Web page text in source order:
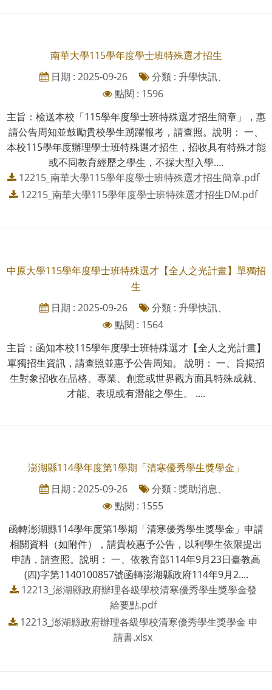
南華大學115學年度學士班特殊選才招生
日期 : 2025-09-26
分類 : 升學快訊、
點閱 : 1596
主旨：檢送本校「115學年度學士班特殊選才招生簡章」，惠
請公告周知並鼓勵貴校學生踴躍報考，請查照。說明： 一、
本校115學年度辦理學士班特殊選才招生，招收具有特殊才能
或不同教育經歷之學生，不採大型入學....
12215_南華大學115學年度學士班特殊選才招生簡章.pdf
12215_南華大學115學年度學士班特殊選才招生DM.pdf
中原大學115學年度學士班特殊選才【全人之光計畫】單獨招
生
日期 : 2025-09-26
分類 : 升學快訊、
點閱 : 1564
主旨：函知本校115學年度學士班特殊選才【全人之光計畫】
單獨招生資訊，請查照並惠予公告周知。 說明： 一、旨揭招
生對象招收在品格、專業、創意或世界觀方面具特殊成就、
才能、表現或有潛能之學生。 ....
澎湖縣114學年度第1學期「清寒優秀學生獎學金」
日期 : 2025-09-26
分類 : 獎助消息、
點閱 : 1555
函轉澎湖縣114學年度第1學期「清寒優秀學生獎學金」申請
相關資料（如附件），請貴校惠予公告，以利學生依限提出
申請，請查照。說明： 一、依教育部114年9月23日臺教高
(四)字第1140100857號函轉澎湖縣政府114年9月2....
12213_澎湖縣政府辦理各級學校清寒優秀學生獎學金發
給要點.pdf
12213_澎湖縣政府辦理各級學校清寒優秀學生獎學金 申
請書.xlsx